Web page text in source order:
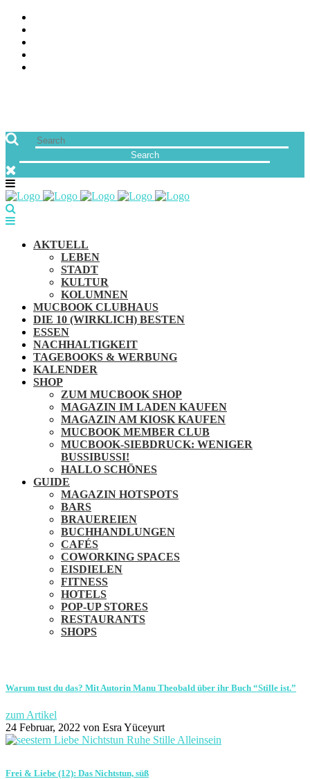
AKTUELL
LEBEN
STADT
KULTUR
KOLUMNEN
MUCBOOK CLUBHAUS
DIE 10 (WIRKLICH) BESTEN
ESSEN
NACHHALTIGKEIT
TAGEBOOKS & WERBUNG
KALENDER
SHOP
ZUM MUCBOOK SHOP
MAGAZIN IM LADEN KAUFEN
MAGAZIN AM KIOSK KAUFEN
MUCBOOK MEMBER CLUB
MUCBOOK-SIEBDRUCK: WENIGER
BUSSIBUSSI!
HALLO SCHÖNES
GUIDE
MAGAZIN HOTSPOTS
BARS
BRAUEREIEN
BUCHHANDLUNGEN
CAFÉS
COWORKING SPACES
EISDIELEN
FITNESS
HOTELS
POP-UP STORES
RESTAURANTS
SHOPS
Warum tust du das? Mit Autorin Manu Theobald über ihr Buch “Stille ist.”
zum Artikel
24 Februar, 2022 von Esra Yüceyurt
Frei & Liebe (12): Das Nichtstun, süß